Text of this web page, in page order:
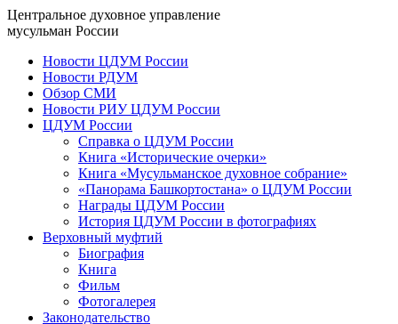
Центральное духовное управление
мусульман России
Новости ЦДУМ России
Новости РДУМ
Обзор СМИ
Новости РИУ ЦДУМ России
ЦДУМ России
Справка о ЦДУМ России
Книга «Исторические очерки»
Книга «Мусульманское духовное собрание»
«Панорама Башкортостана» о ЦДУМ России
Награды ЦДУМ России
История ЦДУМ России в фотографиях
Верховный муфтий
Биография
Книга
Фильм
Фотогалерея
Законодательство